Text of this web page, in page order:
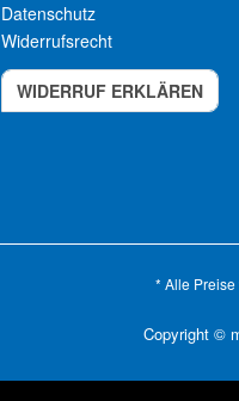
Datenschutz
Widerrufsrecht
WIDERRUF ERKLÄREN
* Alle
Copyright ©